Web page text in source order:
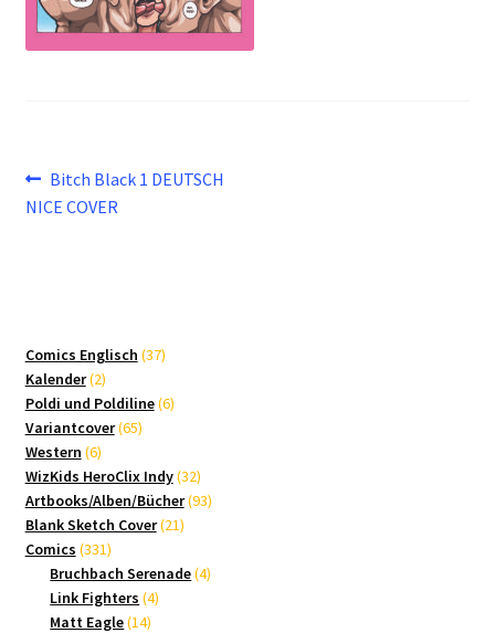
Beitragsnavigation
Vorheriger
Beitrag:
Bitch Black 1 DEUTSCH
NICE COVER
Comics Englisch 3737
Kalender 22
Produkte
Poldi und Poldiline 66
Variantcover 6565
Western 66
Produkte
WizKids HeroClix Indy 3232
Produkte
Artbooks/Alben/Bücher 9393
Blank Sketch Cover 2121
Comics 331331
Produkte
Bruchbach Serenade 44
Link Fighters 44
Matt Eagle 1414